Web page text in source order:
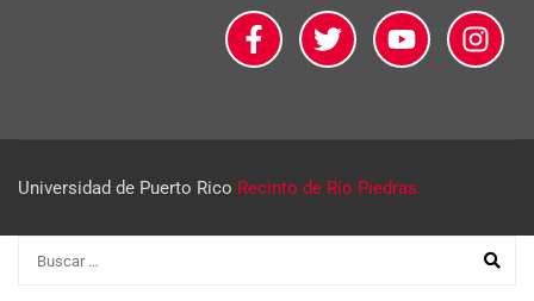
Universidad de Puerto Rico Recinto de Río Piedras.